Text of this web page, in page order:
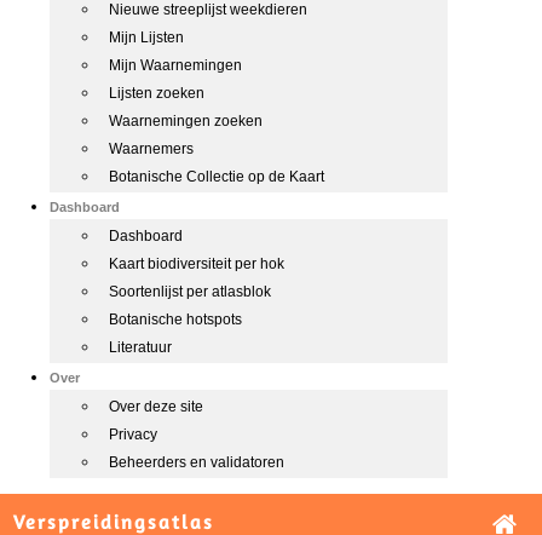
Nieuwe streeplijst weekdieren
Mijn Lijsten
Mijn Waarnemingen
Lijsten zoeken
Waarnemingen zoeken
Waarnemers
Botanische Collectie op de Kaart
Dashboard
Dashboard
Kaart biodiversiteit per hok
Soortenlijst per atlasblok
Botanische hotspots
Literatuur
Over
Over deze site
Privacy
Beheerders en validatoren
Verspreidingsatlas